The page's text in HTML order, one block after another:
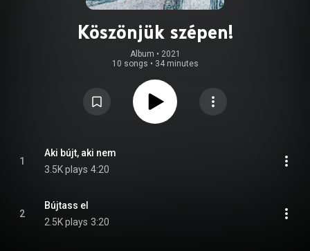
Köszönjük szépen!
Album • 2021
10 songs • 34 minutes
1
Aki bújt, aki nem
3.5K plays 4:20
2
Bújtass el
2.5K plays 3:20